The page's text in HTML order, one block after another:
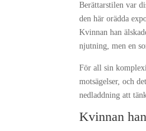
Berättarstilen var
den här orädda
Kvinnan han
njutning, men en
För all sin
motsägelser, och
nedladdning att
Kvinnan